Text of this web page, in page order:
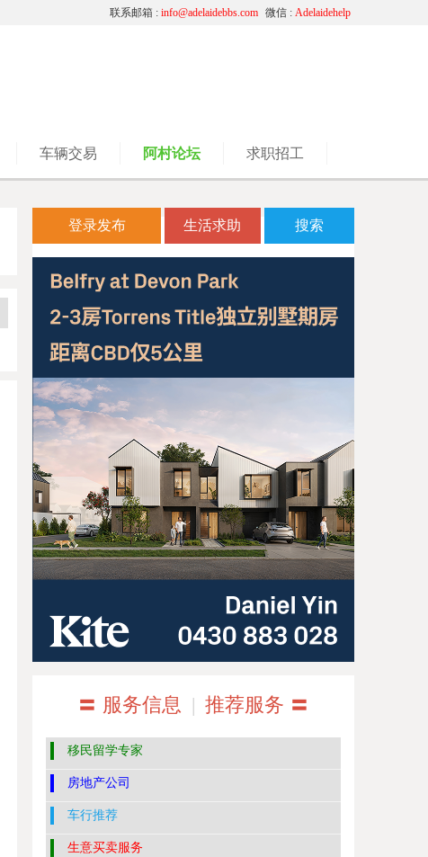
微信 : Adelaidehelp
联系邮箱 : info@adelaidebbs.com
车辆交易 阿村论坛 求职招工
登录发布 生活求助 搜索
〓 服务信息 | 推荐服务 〓
移民留学专家
房地产公司
车行推荐
生意买卖服务